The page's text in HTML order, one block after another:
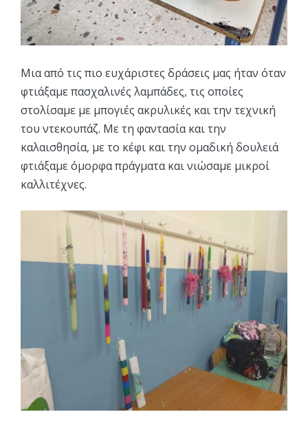
Μια από τις πιο ευχάριστες δράσεις μας ήταν όταν
φτιάξαμε πασχαλινές λαμπάδες, τις οποίες
στολίσαμε με μπογιές ακρυλικές και την τεχνική
του ντεκουπάζ. Με τη φαντασία και την
καλαισθησία, με το κέφι και την ομαδική δουλειά
φτιάξαμε όμορφα πράγματα και νιώσαμε μικροί
καλλιτέχνες.